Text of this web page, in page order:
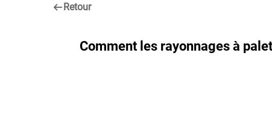
Retour
Comment les rayonnages à